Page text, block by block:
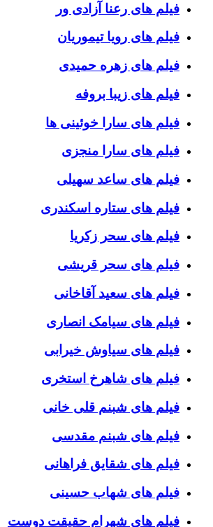
فیلم های رعنا آزادی ور
فیلم های رویا تیموریان
فیلم های زهره حمیدی
فیلم های زیبا بروفه
فیلم های سارا خوئینی ها
فیلم های سارا منجزی
فیلم های ساعد سهیلی
فیلم های ستاره اسکندری
فیلم های سحر زکریا
فیلم های سحر قریشی
فیلم های سعید آقاخانی
فیلم های سیامک انصاری
فیلم های سیاوش خیرابی
فیلم های شاهرخ استخری
فیلم های شبنم قلی خانی
فیلم های شبنم مقدسی
فیلم های شقایق فراهانی
فیلم های شهاب حسینی
فیلم های شهرام حقیقت دوست